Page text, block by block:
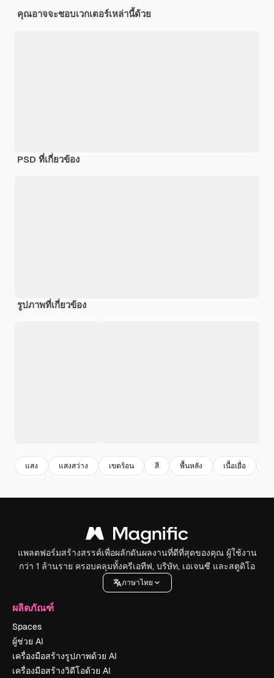
คุณอาจจะชอบเวกเตอร์เหล่านี้ด้วย
PSD ที่เกี่ยวข้อง
รูปภาพที่เกี่ยวข้อง
แสง แสงสว่าง เขตร้อน สี พื้นหลัง เนื้อเยื่อ
แพลตฟอร์มสร้างสรรค์เพื่อผลักดันผลงานที่ดีที่สุดของคุณ ผู้ใช้งาน
กว่า 1 ล้านราย ครอบคลุมทั้งครีเอทีฟ, บริษัท, เอเจนซี และสตูดิโอ
ภาษาไทย
ผลิตภัณฑ์
Spaces
ผู้ช่วย AI
เครื่องมือสร้างรูปภาพด้วย AI
เครื่องมือสร้างวิดีโอด้วย AI